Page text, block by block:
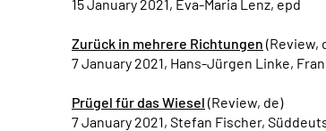
15 January 2021, Eva-Maria Lenz, epd
Zurück in mehrere Richtungen (Review,
7 January 2021, Hans-Jürgen Linke,
Prügel für das Wiesel (Review, de)
7 January 2021, Stefan Fischer,